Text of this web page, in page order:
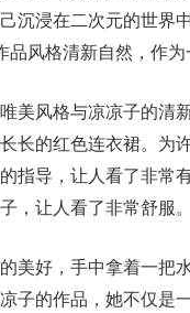
沉浸在二次元的世界
品风格清新自然，作为
美风格与凉凉子的清
长的红色连衣裙。为
指导，让人看了非常
，让人看了非常舒服。
美好，手中拿着一把
子的作品，她不仅是